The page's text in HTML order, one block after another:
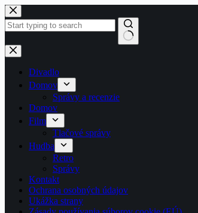
Skip
to
content
No
results
Divadlo
Domov
Správy a recenzie
Domov
Film
Tlačové správy
Hudba
Retro
Správy
Kontakt
Ochrana osobných údajov
Ukážka strany